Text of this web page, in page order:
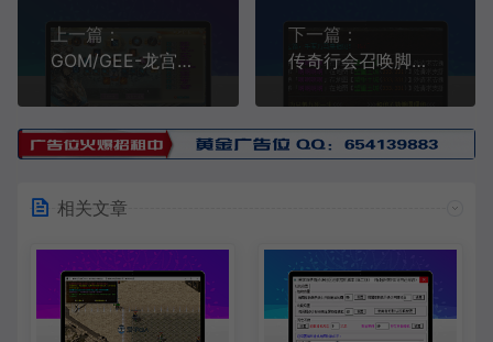
上一篇：
GOM/GEE-龙宫探宝-抽奖脚本+带素材
下一篇：
传奇行会召唤脚本[风雷]
相关文章